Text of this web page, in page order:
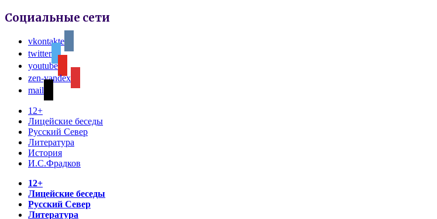
Социальные сети
vkontakte
twitter
youtube
zen-yandex
mail
12+
Лицейские беседы
Русский Север
Литература
История
И.С.Фрадков
12+
Лицейские беседы
Русский Север
Литература